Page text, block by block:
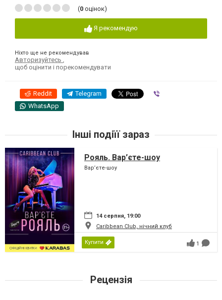
(0 оцінок)
Я рекомендую
Ніхто ще не рекомендував
Авторизуйтесь
щоб оцінити і порекомендувати
Reddit Telegram
WhatsApp
Інші подіїї зараз
Рояль. Вар’єте-шоу
Вар’єте-шоу
14 серпня, 19:00
Caribbean Club, нічний клуб
Купити 1
Рецензія